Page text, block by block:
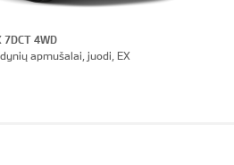
4WD
apmušalai, juodi, EX